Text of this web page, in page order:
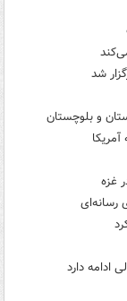
و بلوچستان
رسانه‌ای
ادامه دارد